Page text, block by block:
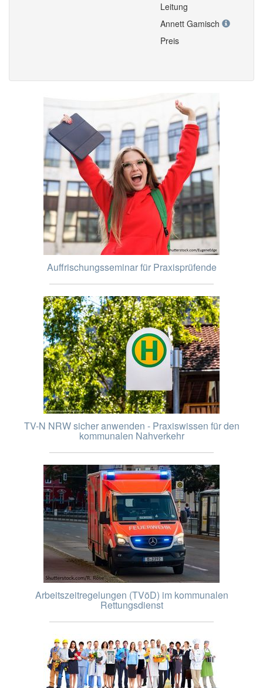
Leitung
Annett Gamisch
Preis
Auffrischungsseminar für Praxisprüfende
TV-N NRW sicher anwenden - Praxiswissen für den
kommunalen Nahverkehr
Arbeitszeitregelungen (TVöD) im kommunalen
Rettungsdienst